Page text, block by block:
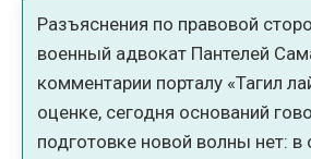
Разъяснения по правовой
военный адвокат Пантелей
комментарии порталу «Тагил
оценке, сегодня оснований
подготовке новой волны нет: